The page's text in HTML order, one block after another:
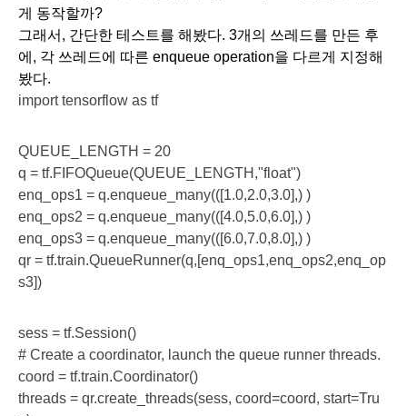
게 동작할까?
그래서, 간단한 테스트를 해봤다. 3개의 쓰레드를 만든 후
에, 각 쓰레드에 따른 enqueue operation을 다르게 지정해
봤다.
import tensorflow as tf
QUEUE_LENGTH = 20
q = tf.FIFOQueue(QUEUE_LENGTH,"float")
enq_ops1 = q.enqueue_many(([1.0,2.0,3.0],) )
enq_ops2 = q.enqueue_many(([4.0,5.0,6.0],) )
enq_ops3 = q.enqueue_many(([6.0,7.0,8.0],) )
qr = tf.train.QueueRunner(q,[enq_ops1,enq_ops2,enq_op
s3])
sess = tf.Session()
# Create a coordinator, launch the queue runner threads.
coord = tf.train.Coordinator()
threads = qr.create_threads(sess, coord=coord, start=Tru